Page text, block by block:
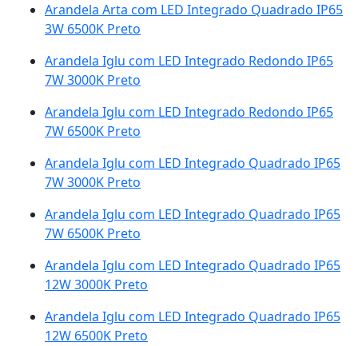
Arandela Arta com LED Integrado Quadrado IP65
3W 6500K Preto
Arandela Iglu com LED Integrado Redondo IP65
7W 3000K Preto
Arandela Iglu com LED Integrado Redondo IP65
7W 6500K Preto
Arandela Iglu com LED Integrado Quadrado IP65
7W 3000K Preto
Arandela Iglu com LED Integrado Quadrado IP65
7W 6500K Preto
Arandela Iglu com LED Integrado Quadrado IP65
12W 3000K Preto
Arandela Iglu com LED Integrado Quadrado IP65
12W 6500K Preto